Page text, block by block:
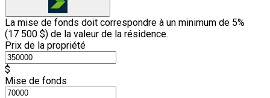
La mise de fonds doit correspondre à un minimum de 5%
(17 500 $) de la valeur de la résidence.
Prix de la propriété
$
Mise de fonds